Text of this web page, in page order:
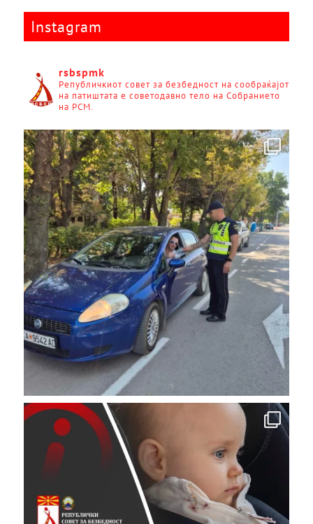
Instagram
rsbspmk
Републичкиот совет за безбедност на сообраќајот
на патиштата е советодавно тело на Собранието
на РСМ.